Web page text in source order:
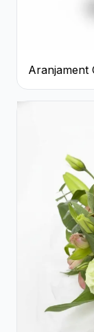
Aranjament
Cutie